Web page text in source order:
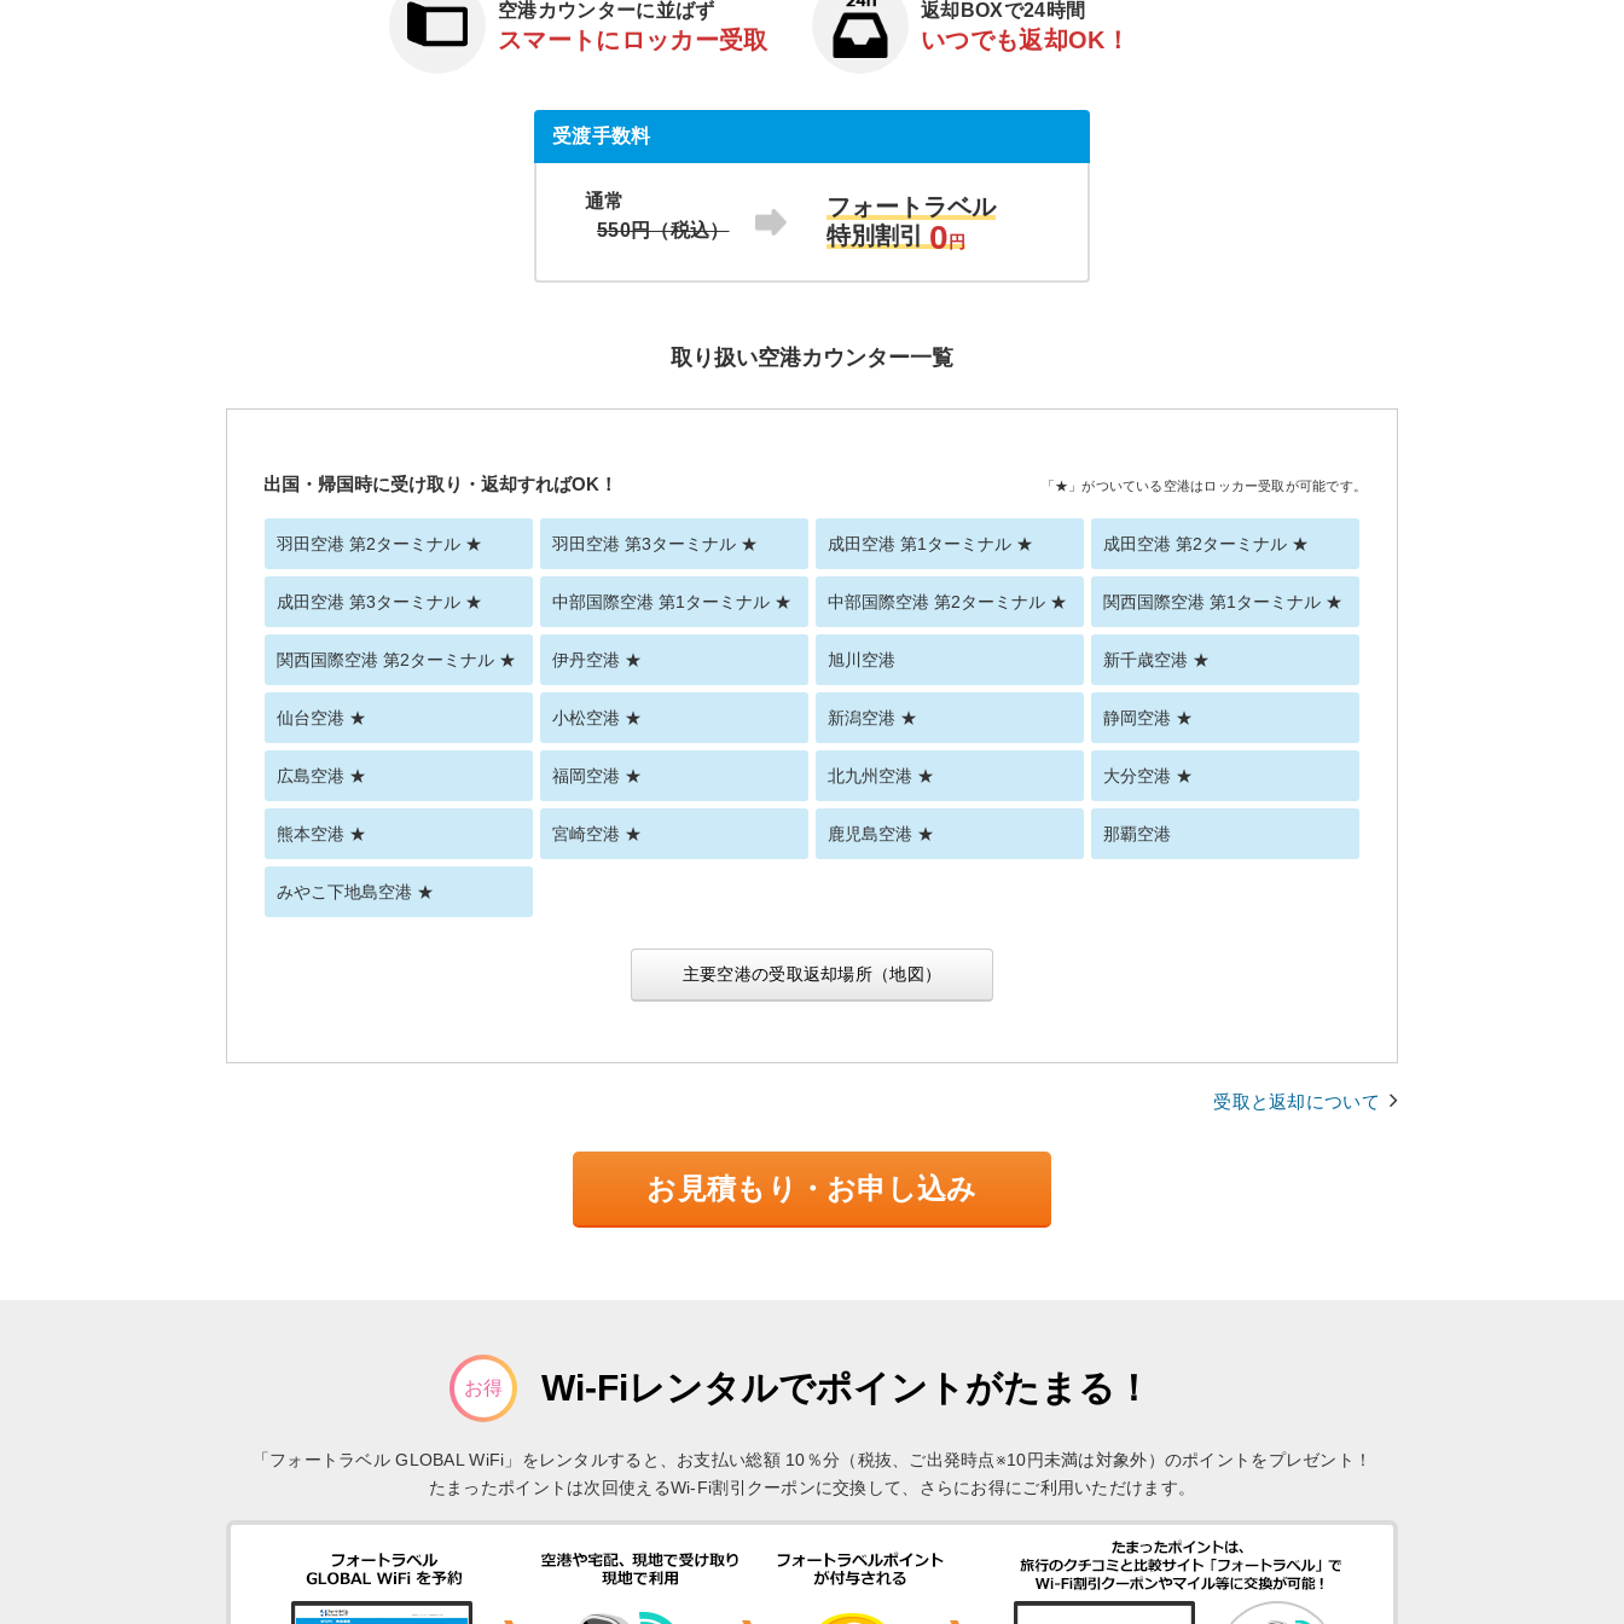
空港カウンターに並ばず
スマートにロッカー受取
返却BOXで24時間
いつでも返却OK！
受渡手数料
通常
550円（税込）
フォートラベル
特別割引
0円
取り扱い空港カウンター一覧
出国・帰国時に受け取り・返却すればOK！ 「★」がついている空港はロッカー受取が可能です。
羽田空港 第2ターミナル ★ 羽田空港 第3ターミナル ★ 成田空港 第1ターミナル ★ 成田空港 第2ターミナル ★
成田空港 第3ターミナル ★ 中部国際空港 第1ターミナル ★ 中部国際空港 第2ターミナル ★ 関西国際空港 第1ターミナル ★
関西国際空港 第2ターミナル ★ 伊丹空港 ★ 旭川空港 新千歳空港 ★
仙台空港 ★ 小松空港 ★ 新潟空港 ★ 静岡空港 ★
広島空港 ★ 福岡空港 ★ 北九州空港 ★ 大分空港 ★
熊本空港 ★ 宮崎空港 ★ 鹿児島空港 ★ 那覇空港
みやこ下地島空港 ★
主要空港の受取返却場所（地図）
受取と返却について
お見積もり・お申し込み
お得 Wi-Fiレンタルでポイントがたまる！
「フォートラベル GLOBAL WiFi」をレンタルすると、お支払い総額 10％分（税抜、ご出発時点※10円未満は対象外）のポイントをプレゼント！
たまったポイントは次回使えるWi-Fi割引クーポンに交換して、さらにお得にご利用いただけます。